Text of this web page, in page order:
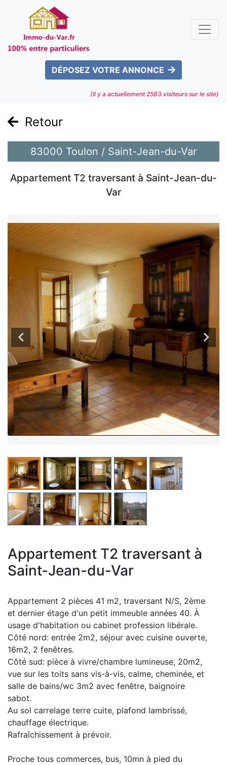
DÉPOSEZ VOTRE ANNONCE
(Il y a actuellement2583 visiteurs sur le site)
Retour
83000 Toulon / Saint-Jean-du-Var
Appartement T2 traversant à Saint-Jean-du-
Var
Appartement T2 traversant à
Saint-Jean-du-Var
Appartement 2 pièces 41 m2, traversant N/S, 2ème
et dernier étage d'un petit immeuble années 40. À
usage d'habitation ou cabinet profession libérale.
Côté nord: entrée 2m2, séjour avec cuisine ouverte,
16m2, 2 fenêtres.
Côté sud: pièce à vivre/chambre lumineuse, 20m2,
vue sur les toits sans vis-à-vis, calme, cheminée, et
salle de bains/wc 3m2 avec fenêtre, baignoire
sabot.
Au sol carrelage terre cuite, plafond lambrissé,
chauffage électrique.
Rafraîchissement à prévoir.
Proche tous commerces, bus, 10mn à pied du